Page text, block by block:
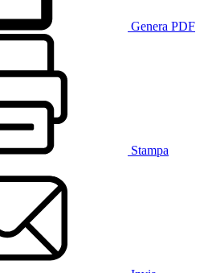
Genera PDF
Stampa